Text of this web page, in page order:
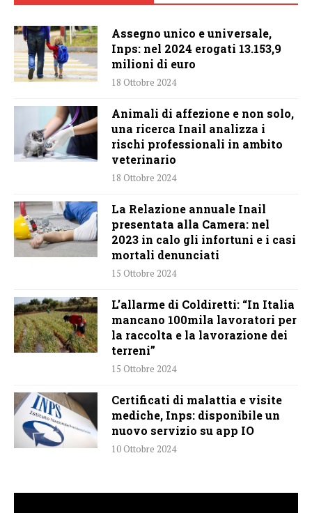
Assegno unico e universale,
Inps: nel 2024 erogati 13.153,9
milioni di euro
18 Ottobre 2024
Animali di affezione e non solo,
una ricerca Inail analizza i
rischi professionali in ambito
veterinario
18 Ottobre 2024
La Relazione annuale Inail
presentata alla Camera: nel
2023 in calo gli infortuni e i casi
mortali denunciati
15 Ottobre 2024
L’allarme di Coldiretti: “In Italia
mancano 100mila lavoratori per
la raccolta e la lavorazione dei
terreni”
15 Ottobre 2024
Certificati di malattia e visite
mediche, Inps: disponibile un
nuovo servizio su app IO
10 Ottobre 2024